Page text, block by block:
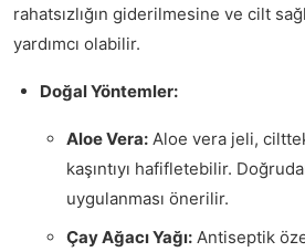
rahatsızlığın giderilmesine ve cilt
yardımcı olabilir.
Doğal Yöntemler:
Aloe Vera: Aloe vera jeli,
kaşıntıyı hafifletebilir.
uygulanması önerilir.
Çay Ağacı Yağı: Antiseptik